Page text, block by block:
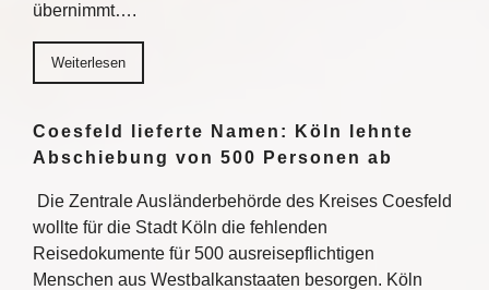
übernimmt….
Weiterlesen
Coesfeld lieferte Namen: Köln lehnte
Abschiebung von 500 Personen ab
Die Zentrale Ausländerbehörde des Kreises Coesfeld
wollte für die Stadt Köln die fehlenden
Reisedokumente für 500 ausreisepflichtigen
Menschen aus Westbalkanstaaten besorgen. Köln